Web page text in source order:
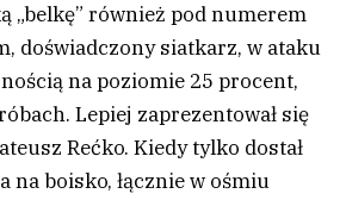
„belkę” również pod numerem
doświadczony siatkarz, w ataku
na poziomie 25 procent,
Lepiej zaprezentował się
Rećko. Kiedy tylko dostał
na boisko, łącznie w ośmiu